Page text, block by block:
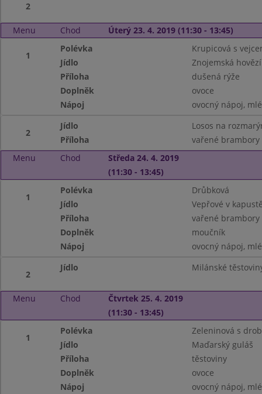
2
Menu Chod Úterý 23. 4. 2019 (11:30 - 13:45)
1
Polévka
Krupicová s
Jídlo
Znojemská
Příloha
dušená rýže
Doplněk
ovoce
Nápoj
ovocný nápoj,
2
Jídlo
Losos na
Příloha
vařené brambory
Menu
Chod
Středa 24. 4. 2019
(11:30 - 13:45)
1
Polévka
Drůbková
Jídlo
Vepřové v
Příloha
vařené brambory
Doplněk
moučník
Nápoj
ovocný nápoj,
2
Jídlo Milánské
Menu Chod
Čtvrtek 25. 4. 2019
(11:30 - 13:45)
1
Polévka
Zeleninová s
Jídlo
Maďarský guláš
Příloha
těstoviny
Doplněk
ovoce
Nápoj
ovocný nápoj,